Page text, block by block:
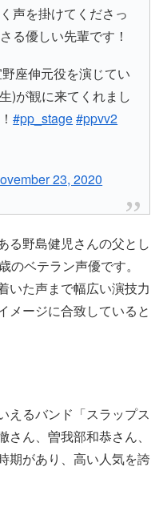
声を掛けてくださっ
る優しい先輩です！
座伸元役を演じてい
)が観に来てくれまし
#pp_stage#ppvv2
23, 2020
る野島健児さんの父とし
のベテラン声優です。
いた声まで幅広い演技力
メージに合致していると
えるバンド「スラップス
ん、曽我部和恭さん、
期があり、高い人気を誇